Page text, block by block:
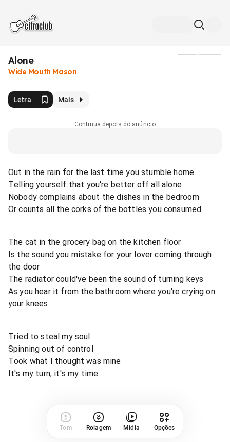
Alone
Wide Mouth Mason
Letra Mais
Continua depois do anúncio
Out in the rain for the last time you stumble home
Telling yourself that you're better off all alone
Nobody complains about the dishes in the bedroom
Or counts all the corks of the bottles you consumed
The cat in the grocery bag on the kitchen floor
Is the sound you mistake for your lover coming through
the door
The radiator could've been the sound of turning keys
As you hear it from the bathroom where you're crying on
your knees
Tried to steal my soul
Spinning out of control
Took what I thought was mine
It's my turn, it's my time
Tom Rolagem Mídia Opções